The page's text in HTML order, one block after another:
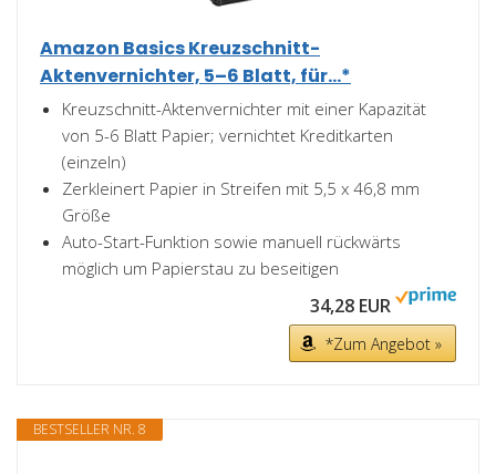
Amazon Basics Kreuzschnitt-
Aktenvernichter, 5–6 Blatt, für...*
Kreuzschnitt-Aktenvernichter mit einer Kapazität
von 5-6 Blatt Papier; vernichtet Kreditkarten
(einzeln)
Zerkleinert Papier in Streifen mit 5,5 x 46,8 mm
Größe
Auto-Start-Funktion sowie manuell rückwärts
möglich um Papierstau zu beseitigen
34,28 EUR
*Zum Angebot »
BESTSELLER NR. 8